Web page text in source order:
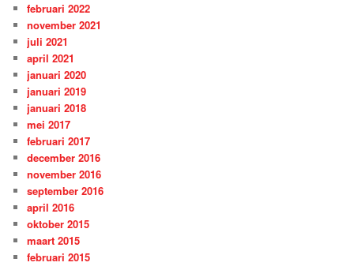
februari 2022
november 2021
juli 2021
april 2021
januari 2020
januari 2019
januari 2018
mei 2017
februari 2017
december 2016
november 2016
september 2016
april 2016
oktober 2015
maart 2015
februari 2015